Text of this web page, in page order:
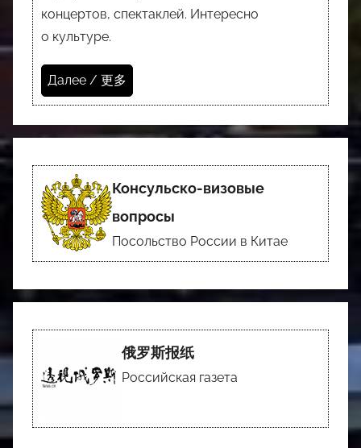
концертов, спектаклей. Интересно
о культуре.
Далее / 更多
Консульско-визовые
вопросы
Посольство России в Китае
俄罗斯报纸
Российская газета